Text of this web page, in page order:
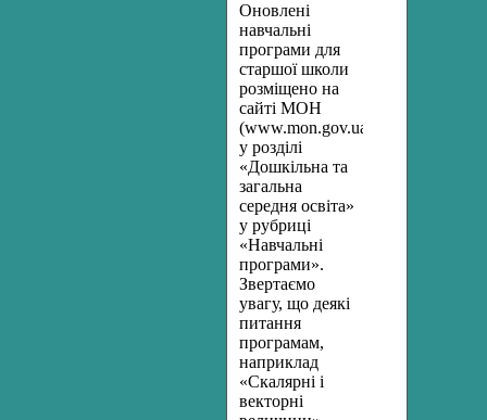
Оновлені
навчальні
програми для
старшої школи
розміщено на
сайті МОН
(www.mon.gov.ua)
у розділі
«Дошкільна та
загальна
середня освіта»
у рубриці
«Навчальні
програми».
Звертаємо
увагу, що деякі
питання
програмам,
наприклад
«Скалярні і
векторні